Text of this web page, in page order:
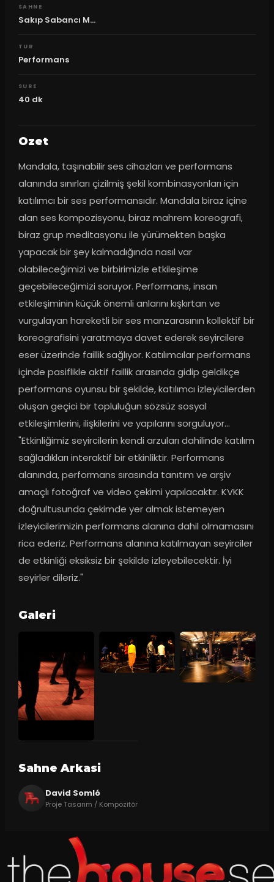
SAHNE
Sakıp Sabancı M...
TUR
Performans
SURE
40 dk
Ozet
Mandala, taşınabilir ses cihazları ve performans
alanında sınırları çizilmiş şekil kombinasyonları için
katılımcı bir ses performansıdır. Mandala biraz içine
alan ses kompozisyonu, biraz mahrem koreografi,
biraz grup meditasyonu ile yürümekten başka
yapacak bir şey kalmadığında nasıl var
olabileceğimizi ve birbirimizle etkileşime
geçebileceğimizi soruyor. Performans, insan
etkileşiminin küçük önemli anlarını kışkırtan ve
vurgulayan hareketli bir ses manzarasının kollektif bir
koreografisini yaratmaya davet ederek seyircilere
eser üzerinde faillik sağlıyor. Katılımcılar performans
içinde pasiflikle aktif faillik arasında gidip geldikçe
performans oyunsu bir şekilde, katılımcı izleyicilerden
oluşan geçici bir topluluğun sözsüz sosyal
etkileşimlerini, ilişkilerini ve yapılarını sorguluyor...
"Etkinliğimiz seyircilerin kendi arzuları dahilinde katılım
sağladıkları interaktif bir etkinliktir. Performans
alanında, performans sırasında tanıtım ve arşiv
amaçlı fotoğraf ve video çekimi yapılacaktır. KVKK
doğrultusunda çekimde yer almak istemeyen
izleyicilerimizin performans alanına dahil olmamasını
rica ederiz. Performans alanına katılmayan seyirciler
de etkinliği eksiksiz bir şekilde izleyebilecektir. İyi
seyirler dileriz."
Galeri
Sahne Arkasi
David Somló
Proje Tasarım / Kompozitör